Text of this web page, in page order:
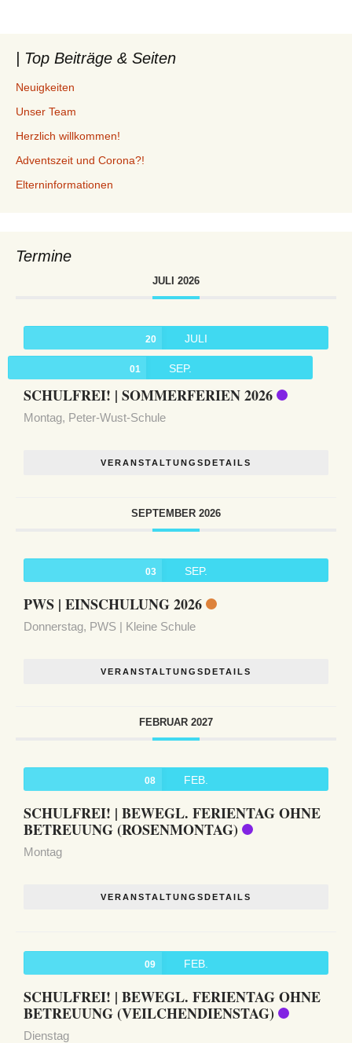
| Top Beiträge & Seiten
Neuigkeiten
Unser Team
Herzlich willkommen!
Adventszeit und Corona?!
Elterninformationen
Termine
JULI 2026
20 JULI
01 SEP.
SCHULFREI! | SOMMERFERIEN 2026
Montag, Peter-Wust-Schule
VERANSTALTUNGSDETAILS
SEPTEMBER 2026
03 SEP.
PWS | EINSCHULUNG 2026
Donnerstag, PWS | Kleine Schule
VERANSTALTUNGSDETAILS
FEBRUAR 2027
08 FEB.
SCHULFREI! | BEWEGL. FERIENTAG OHNE
BETREUUNG (ROSENMONTAG)
Montag
VERANSTALTUNGSDETAILS
09 FEB.
SCHULFREI! | BEWEGL. FERIENTAG OHNE
BETREUUNG (VEILCHENDIENSTAG)
Dienstag